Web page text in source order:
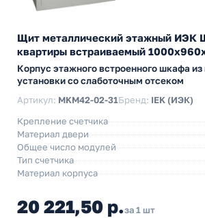
Щит металлический этажный ИЭК
квартиры встраиваемый
Корпус этажного встроенного шкафа
установки со слаботочным отсеком
Артикул: MKM42-02-31Бренд: IEK (ИЭК)
Крепление счетчика
Материал двери
Общее число модулей
Тип счетчика
Материал корпуса
20 221,50 р.за 1 шт